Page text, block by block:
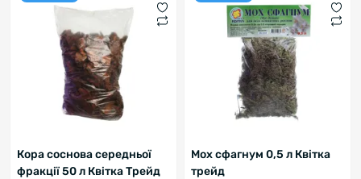
Кора соснова середньої
фракції 50 л Квітка Трейд
Мох сфагнум 0,5 л Квітка
трейд